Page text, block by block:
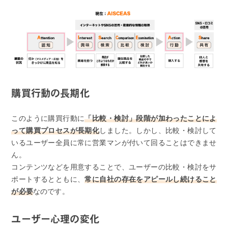
購買行動の長期化
このように購買行動に「比較・検討」段階が加わったことによ
って購買プロセスが長期化しました。しかし、比較・検討して
いるユーザー全員に常に営業マンが付いて回ることはできませ
ん。
コンテンツなどを用意することで、ユーザーの比較・検討をサ
ポートするとともに、常に自社の存在をアピールし続けること
が必要なのです。
ユーザー心理の変化